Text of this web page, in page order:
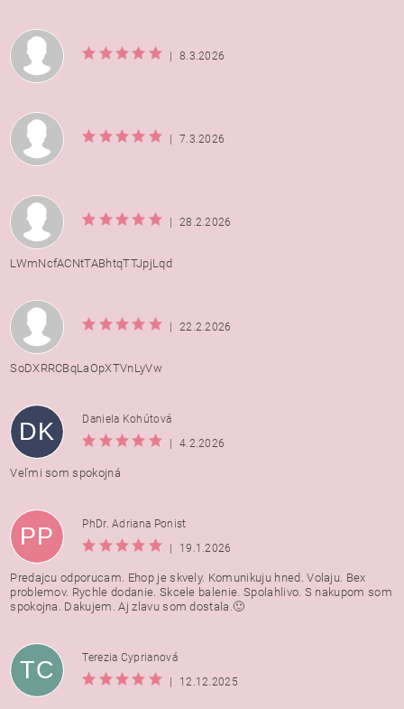
| 8.3.2026
| 7.3.2026
| 28.2.2026
LWmNcfACNtTABhtqTTJpjLqd
| 22.2.2026
SoDXRRCBqLaOpXTVnLyVw
DK
Daniela Kohútová
|
4.2.2026
Veľmi som spokojná
PP
PhDr. Adriana Ponist
|
19.1.2026
Predajcu odporucam. Ehop je skvely. Komunikuju hned. Volaju. Bex
problemov. Rychle dodanie. Skcele balenie. Spolahlivo. S nakupom som
spokojna. Dakujem. Aj zlavu som dostala.🙂
TC
Terezia Cyprianová
|
12.12.2025